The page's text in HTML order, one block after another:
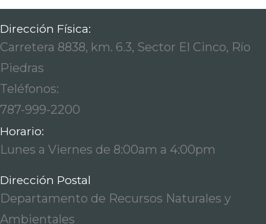
Dirección Física:
Carretera 8838, km. 6.3, Sector El Cinco, Río
Piedras
Teléfonos:
787-999-2200
Horario:
Lunes a Viernes de 8:00am a 4:00pm
Dirección Postal
Departamento de Recursos Naturales y
Ambientales